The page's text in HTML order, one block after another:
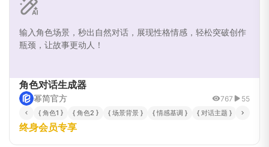
输入角色场景，秒出自然对话，展现性格情感，轻松突破创作
瓶颈，让故事更动人！
角色对话生成器
幂简官方 767 55
{ 角色1 } { 角色2 } { 场景背景 } { 情感基调 } { 对话主题 } { 故事类
终身会员专享